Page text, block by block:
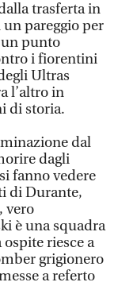
trasferta in
un pareggio per
punto
i fiorentini
Ultras
l’altro in
di storia.
dal
dagli
fanno vedere
di Durante,
vero
è una squadra
riesce a
grigionero
a referto